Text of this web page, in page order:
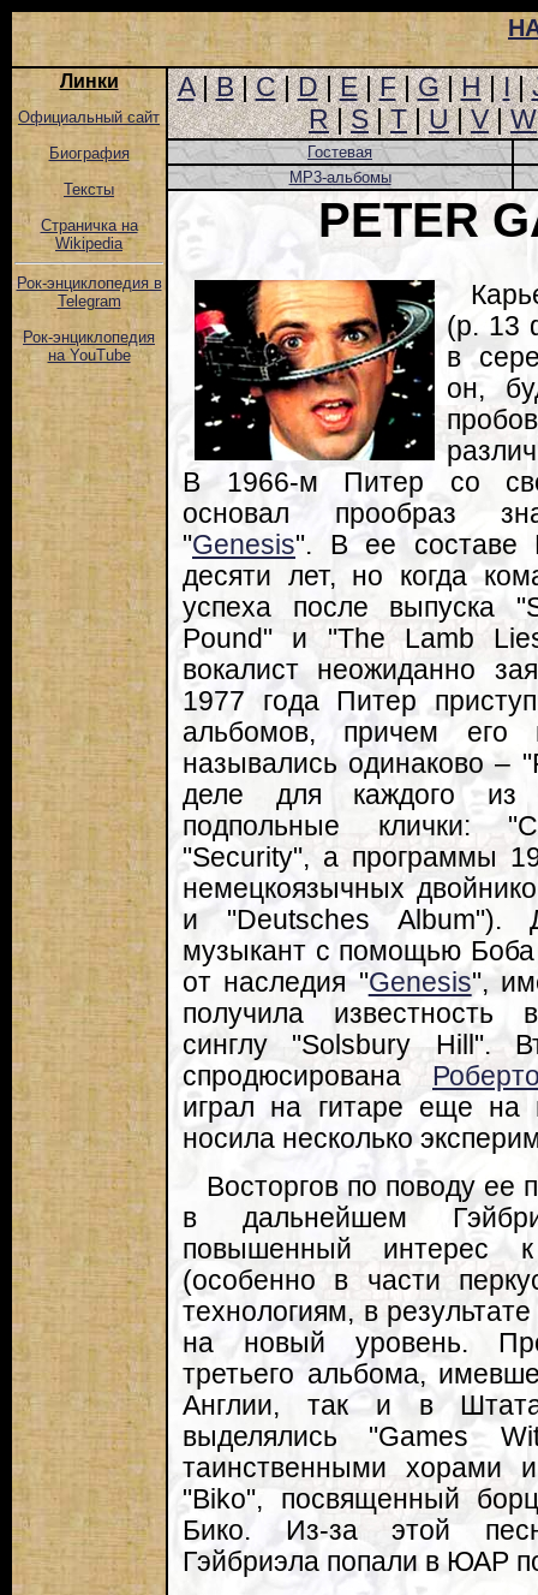
Линки
Официальный сайт
Биография
Тексты
Страничка на
Wikipedia
Рок-энциклопедия в
Telegram
Рок-энциклопедия
на YouTube
A|B|C|D|E|F|G|H|I|
R|S|T|U|V|W
Гостевая
MP3-альбомы
PETER
(р. 13
в
он,
В 1966-м Питер со
основал прообраз
"Genesis". В ее составе
десяти лет, но когда
успеха после выпуска
Pound" и "The Lamb
вокалист неожиданно
1977 года Питер
альбомов, причем его
назывались одинаково –
деле для каждого из
подпольные клички:
"Security", а программы
немецкоязычных
и "Deutsches Album").
музыкант с помощью
от наследия "Genesis",
получила известность
синглу "Solsbury Hill".
спродюсирована
играл на гитаре еще на
носила несколько
Восторгов по поводу
в дальнейшем
повышенный интерес
(особенно в части
технологиям, в
на новый уровень.
третьего альбома,
Англии, так и в
выделялись "Games
таинственными хорами
"Biko", посвященный
Бико. Из-за этой
Гэйбриэла попали в ЮАР